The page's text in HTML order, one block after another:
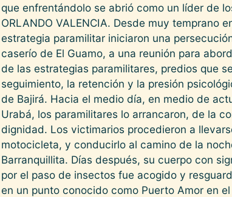
que enfrentándolo se abrió como un líder de
ORLANDO VALENCIA. Desde muy temprano
estrategia paramilitar iniciaron una
caserío de El Guamo, a una reunión para
de las estrategias paramilitares, predios que
seguimiento, la retención y la presión
de Bajirá. Hacia el medio día, en medio de
Urabá, los paramilitares lo arrancaron, de la
dignidad. Los victimarios procedieron a
motocicleta, y conducirlo al camino de la
Barranquillita. Días después, su cuerpo con
por el paso de insectos fue acogido y
en un punto conocido como Puerto Amor en